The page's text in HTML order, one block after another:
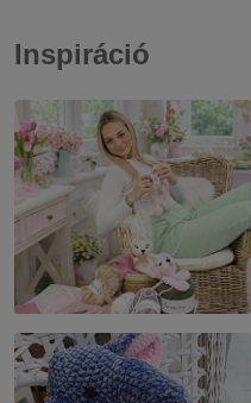
Inspiráció